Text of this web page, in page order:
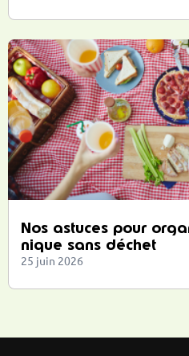
Nos astuces pour
nique sans déchet
25 juin 2026